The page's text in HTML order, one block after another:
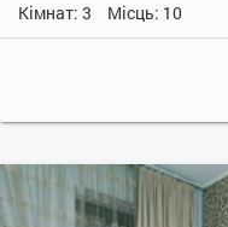
Кімнат: 3 Місць: 10